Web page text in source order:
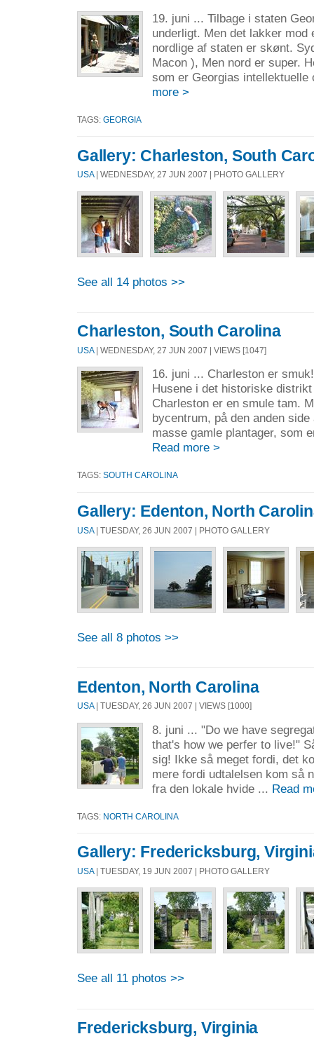
19. juni ... Tilbage i staten
underligt. Men det lakker mod
nordlige af staten er skønt.
Macon ), Men nord er super.
som er Georgias
more >
TAGS: GEORGIA
Gallery: Charleston, South
USA| WEDNESDAY, 27 JUN 2007 | PHOTO GALLERY
See all 14 photos >>
Charleston, South Carolina
USA| WEDNESDAY, 27 JUN 2007 | VIEWS [1047]
16. juni ... Charleston er
Husene i det historiske
Charleston er en smule tam.
bycentrum, på den anden
masse gamle plantager, som
Read more >
TAGS: SOUTH CAROLINA
Gallery: Edenton, North
USA| TUESDAY, 26 JUN 2007 | PHOTO GALLERY
See all 8 photos >>
Edenton, North Carolina
USA| TUESDAY, 26 JUN 2007 | VIEWS [1000]
8. juni ... "Do we have
that's how we perfer to live!"
sig! Ikke så meget fordi, det
mere fordi udtalelsen kom så
fra den lokale hvide ... Read
TAGS: NORTH CAROLINA
Gallery: Fredericksburg,
USA| TUESDAY, 19 JUN 2007 | PHOTO GALLERY
See all 11 photos >>
Fredericksburg, Virginia